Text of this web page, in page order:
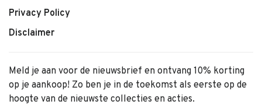
Privacy Policy
Disclaimer
Meld je aan voor de nieuwsbrief en ontvang 10% korting
op je aankoop! Zo ben je in de toekomst als eerste op de
hoogte van de nieuwste collecties en acties.